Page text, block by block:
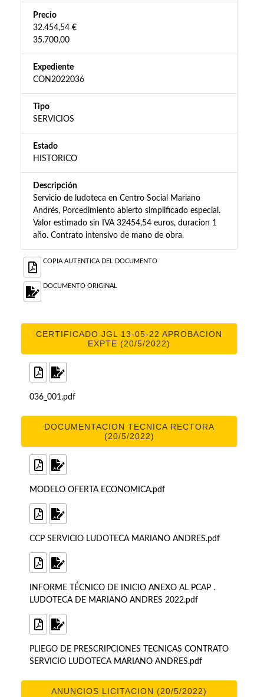
Precio
32.454,54 €
35.700,00
Expediente
CON2022036
Tipo
SERVICIOS
Estado
HISTORICO
Descripción
Servicio de ludoteca en Centro Social Mariano
Andrés, Porcedimiento abierto simplificado especial.
Valor estimado sin IVA 32454,54 euros, duracion 1
año. Contrato intensivo de mano de obra.
COPIA AUTENTICA DEL DOCUMENTO
DOCUMENTO ORIGINAL
CERTIFICADO JGL 13-05-22 APROBACION
EXPTE (20/5/2022)
036_001.pdf
DOCUMENTACION TECNICA RECTORA
(20/5/2022)
MODELO OFERTA ECONOMICA.pdf
CCP SERVICIO LUDOTECA MARIANO ANDRES.pdf
INFORME TÉCNICO DE INICIO ANEXO AL PCAP .
LUDOTECA DE MARIANO ANDRES 2022.pdf
PLIEGO DE PRESCRIPCIONES TECNICAS CONTRATO
SERVICIO LUDOTECA MARIANO ANDRES.pdf
ANUNCIOS LICITACION (20/5/2022)